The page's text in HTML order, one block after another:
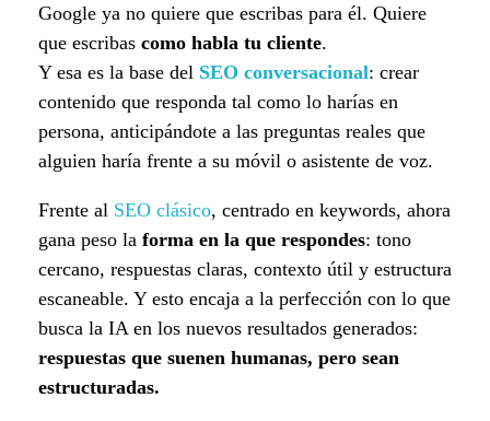
Google ya no quiere que escribas para él. Quiere
que escribas como habla tu cliente.
Y esa es la base del SEO conversacional: crear
contenido que responda tal como lo harías en
persona, anticipándote a las preguntas reales que
alguien haría frente a su móvil o asistente de voz.
Frente al SEO clásico, centrado en keywords, ahora
gana peso la forma en la que respondes: tono
cercano, respuestas claras, contexto útil y estructura
escaneable. Y esto encaja a la perfección con lo que
busca la IA en los nuevos resultados generados:
respuestas que suenen humanas, pero sean
estructuradas.